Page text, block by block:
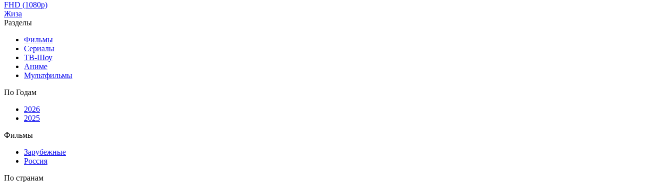
FHD (1080p)
Жиза
Разделы
Фильмы
Сериалы
ТВ-Шоу
Аниме
Мультфильмы
По Годам
2026
2025
Фильмы
Зарубежные
Россия
По странам